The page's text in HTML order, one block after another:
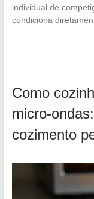
individual de
condiciona
Como
micro-
cozimento